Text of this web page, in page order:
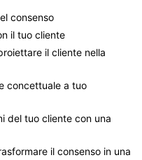
consenso
il tuo cliente
il cliente nella
concettuale a tuo
del tuo cliente con una
il consenso in una